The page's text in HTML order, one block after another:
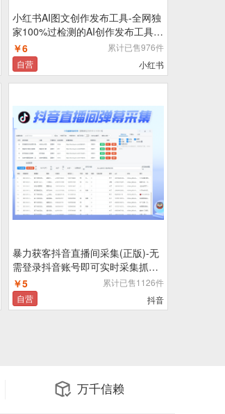
小红书AI图文创作发布工具-全网独
家100%过检测的AI创作发布工具|
电脑创作手机扫码一键发布权重更
高
￥6
累计已售976件
自营
小红书
暴力获客抖音直播间采集(正版)-无
需登录抖音账号即可实时采集抓取
直播间弹幕互动用户信息
￥5
累计已售1126件
自营
抖音
万千信赖